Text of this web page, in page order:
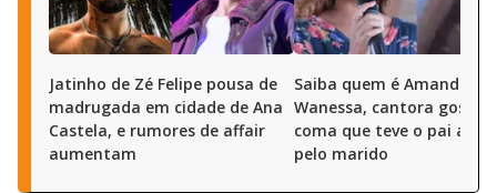
Jatinho de Zé Felipe pousa de
madrugada em cidade de Ana
Castela, e rumores de affair
aumentam
Saiba quem é Amanda
Wanessa, cantora gospel
coma que teve o pai
pelo marido